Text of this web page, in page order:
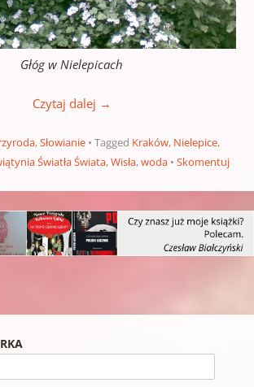
Głóg w Nielepicach
Czytaj dalej →
,Słowianie Tagged Kraków, Nielepice,
Światła Świata,Wisła,woda Skomentuj